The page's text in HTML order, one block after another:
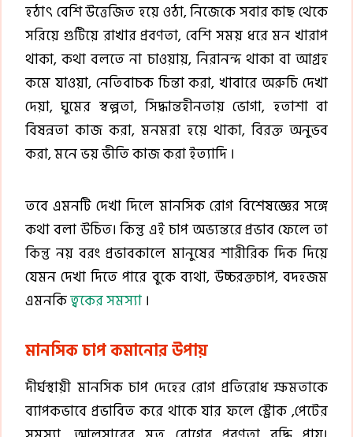
হঠাৎ বেশি উত্তেজিত হয়ে ওঠা, নিজেকে সবার কাছ থেকে
সরিয়ে গুটিয়ে রাখার প্রবণতা, বেশি সময় ধরে মন খারাপ
থাকা, কথা বলতে না চাওয়ায়, নিরানন্দ থাকা বা আগ্রহ
কমে যাওয়া, নেতিবাচক চিন্তা করা, খাবারে অরুচি দেখা
দেয়া, ঘুমের স্বল্পতা, সিদ্ধান্তহীনতায় ভোগা, হতাশা বা
বিষন্নতা কাজ করা, মনমরা হয়ে থাকা, বিরক্ত অনুভব
করা, মনে ভয় ভীতি কাজ করা ইত্যাদি ।
তবে এমনটি দেখা দিলে মানসিক রোগ বিশেষজ্ঞের সঙ্গে
কথা বলা উচিত। কিন্তু এই চাপ অভ্যন্তরে প্রভাব ফেলে তা
কিন্তু নয় বরং প্রভাবকালে মানুষের শারীরিক দিক দিয়ে
যেমন দেখা দিতে পারে বুকে ব্যথা, উচ্চরক্তচাপ, বদহজম
এমনকিত্বকের সমস্যা ।
মানসিক চাপ কমানোর উপায়
দীর্ঘস্থায়ী মানসিক চাপ দেহের রোগ প্রতিরোধ ক্ষমতাকে
ব্যাপকভাবে প্রভাবিত করে থাকে যার ফলে স্ট্রোক ,পেটের